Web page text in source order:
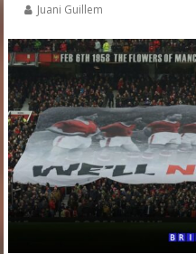
Juani Guillem